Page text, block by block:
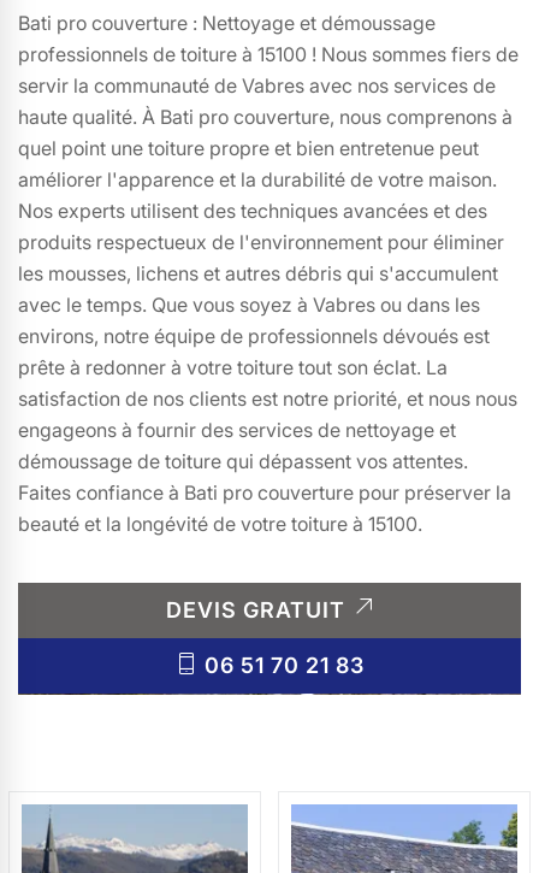
Bati pro couverture : Nettoyage et démoussage
professionnels de toiture à 15100 ! Nous sommes fiers de
servir la communauté de Vabres avec nos services de
haute qualité. À Bati pro couverture, nous comprenons à
quel point une toiture propre et bien entretenue peut
améliorer l'apparence et la durabilité de votre maison.
Nos experts utilisent des techniques avancées et des
produits respectueux de l'environnement pour éliminer
les mousses, lichens et autres débris qui s'accumulent
avec le temps. Que vous soyez à Vabres ou dans les
environs, notre équipe de professionnels dévoués est
prête à redonner à votre toiture tout son éclat. La
satisfaction de nos clients est notre priorité, et nous nous
engageons à fournir des services de nettoyage et
démoussage de toiture qui dépassent vos attentes.
Faites confiance à Bati pro couverture pour préserver la
beauté et la longévité de votre toiture à 15100.
DEVIS GRATUIT
06 51 70 21 83